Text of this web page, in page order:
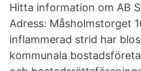
Hitta information om AB
Adress: Måsholmstorget
inflammerad strid har
kommunala